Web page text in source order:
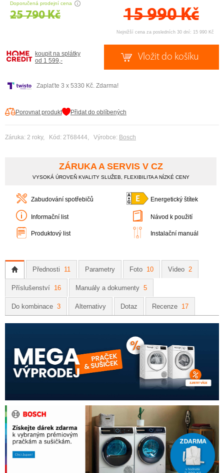
Doporučená prodejní cena
25 790 Kč 15 990Kč
Nejnižší cena za posledních 30 dní: 15 990 Kč
koupit na splátky
od 1 599,-
Zaplaťte 3 x 5330 Kč. Zdarma!
Porovnat produkt Přidat do oblíbených
Záruka: 2 roky, Kód: 2T68444, Výrobce: Bosch
ZÁRUKA A SERVIS V CZ
VYSOKÁ ÚROVEŇ KVALITY SLUŽEB, FLEXIBILITA A NÍZKÉ CENY
Zabudování spotřebičů Energetický štítek
Informační list Návod k použití
Produktový list Instalační manuál
Přednosti 11 Parametry Foto 10 Video 2
Příslušenství 16 Manuály a dokumenty 5
Do kombinace 3 Alternativy Dotaz Recenze 17